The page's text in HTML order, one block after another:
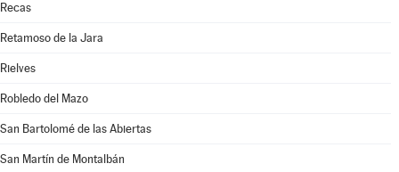
Recas
Retamoso de la Jara
Rielves
Robledo del Mazo
San Bartolomé de las Abiertas
San Martín de Montalbán